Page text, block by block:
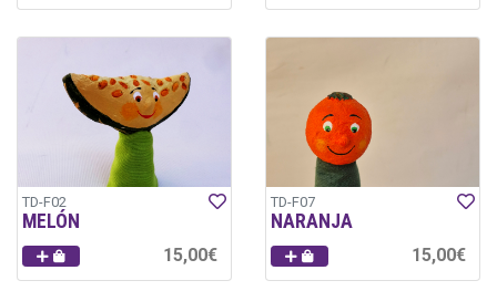
TD-F02
MELÓN
15,00€
TD-F07
NARANJA
15,00€